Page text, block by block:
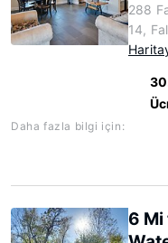
288
14,
Daha fazla bilgi için:
6 Mi